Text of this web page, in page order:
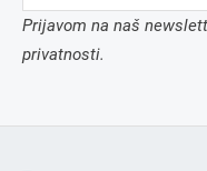
Prijavom na naš
privatnosti.